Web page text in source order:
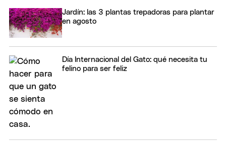
Jardín: las 3 plantas trepadoras para plantar
en agosto
Día Internacional del Gato: qué necesita tu
felino para ser feliz